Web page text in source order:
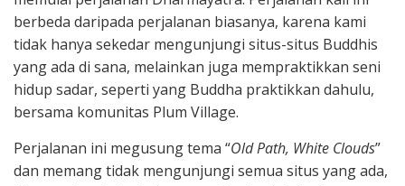
berbeda daripada perjalanan biasanya, karena kami
tidak hanya sekedar mengunjungi situs-situs Buddhis
yang ada di sana, melainkan juga mempraktikkan seni
hidup sadar, seperti yang Buddha praktikkan dahulu,
bersama komunitas Plum Village.
Perjalanan ini megusung tema “Old Path, White Clouds”
dan memang tidak mengunjungi semua situs yang ada,